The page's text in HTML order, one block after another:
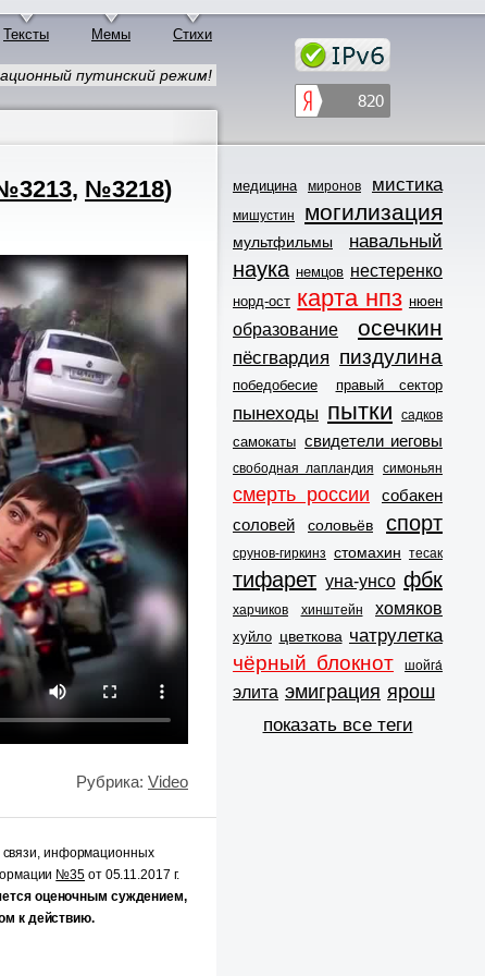
Тексты Мемы Стихи
путинский режим!
, №3218)
Рубрика: Video
информационных
№35от 05.11.2017 г.
оценочным суждением,
к действию.
медицина миронов мистика
мишустин могилизация
мультфильмы навальный
наука немцов нестеренко
норд-ост карта нпз нюен
образование осечкин
пёсгвардия пиздулина
победобесие правый сектор
пынеходы пытки садков
самокаты свидетели иеговы
свободная лапландия симоньян
смерть россии
собакен
соловей
соловьёв спорт
срунов-гиркинз стомахин тесак
тифарет уна-унсо фбк
харчиков хинштейн хомяков
хуйло цветкова чатрулетка
чёрный блокнот шойга́
элита эмиграция ярош
показать все теги